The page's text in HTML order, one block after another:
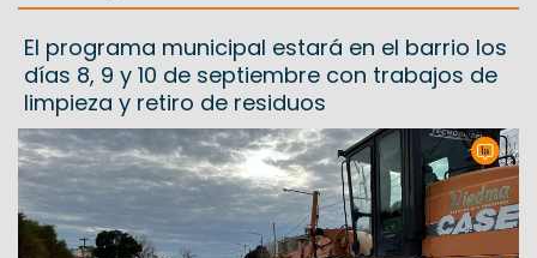
El programa municipal estará en el barrio los
días 8, 9 y 10 de septiembre con trabajos de
limpieza y retiro de residuos